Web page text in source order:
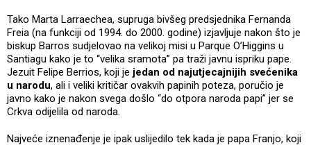
Tako Marta Larraechea, supruga bivšeg predsjednika Fernanda
Freia (na funkciji od 1994. do 2000. godine) izjavljuje nakon što je
biskup Barros sudjelovao na velikoj misi u Parque O’Higgins u
Santiagu kako je to “velika sramota” pa traži javnu ispriku pape.
Jezuit Felipe Berrios, koji je jedan od najutjecajnijih svećenika
u narodu, ali i veliki kritičar ovakvih papinih poteza, poručio je
javno kako je nakon svega došlo “do otpora naroda papi” jer se
Crkva odijelila od naroda.
Najveće iznenađenje je ipak uslijedilo tek kada je papa Franjo, koji